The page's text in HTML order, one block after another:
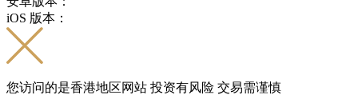
iOS 版本：
您访问的是香港地区网站 投资有风险 交易需谨慎